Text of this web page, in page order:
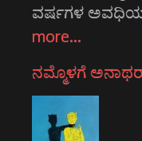
ವರ್ಷಗಳ
more…
ನಮ್ಮೊಳಗೆ